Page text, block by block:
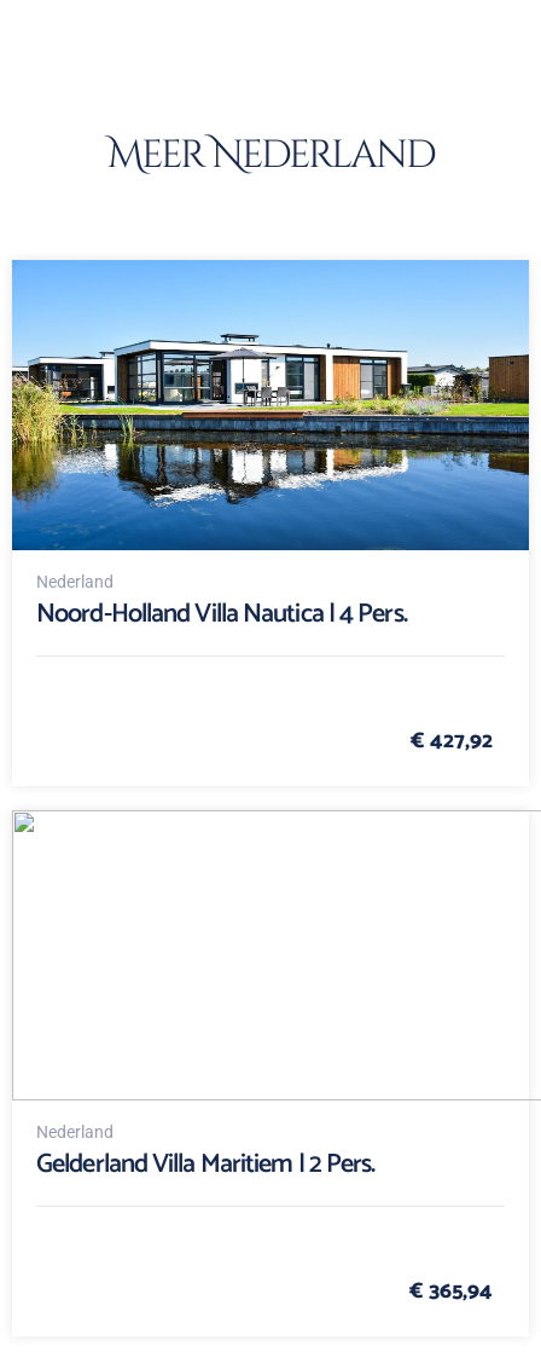
Meer Nederland
Nederland
Noord-Holland Villa Nautica | 4 Pers.
€ 427,92
Nederland
Gelderland Villa Maritiem | 2 Pers.
€ 365,94